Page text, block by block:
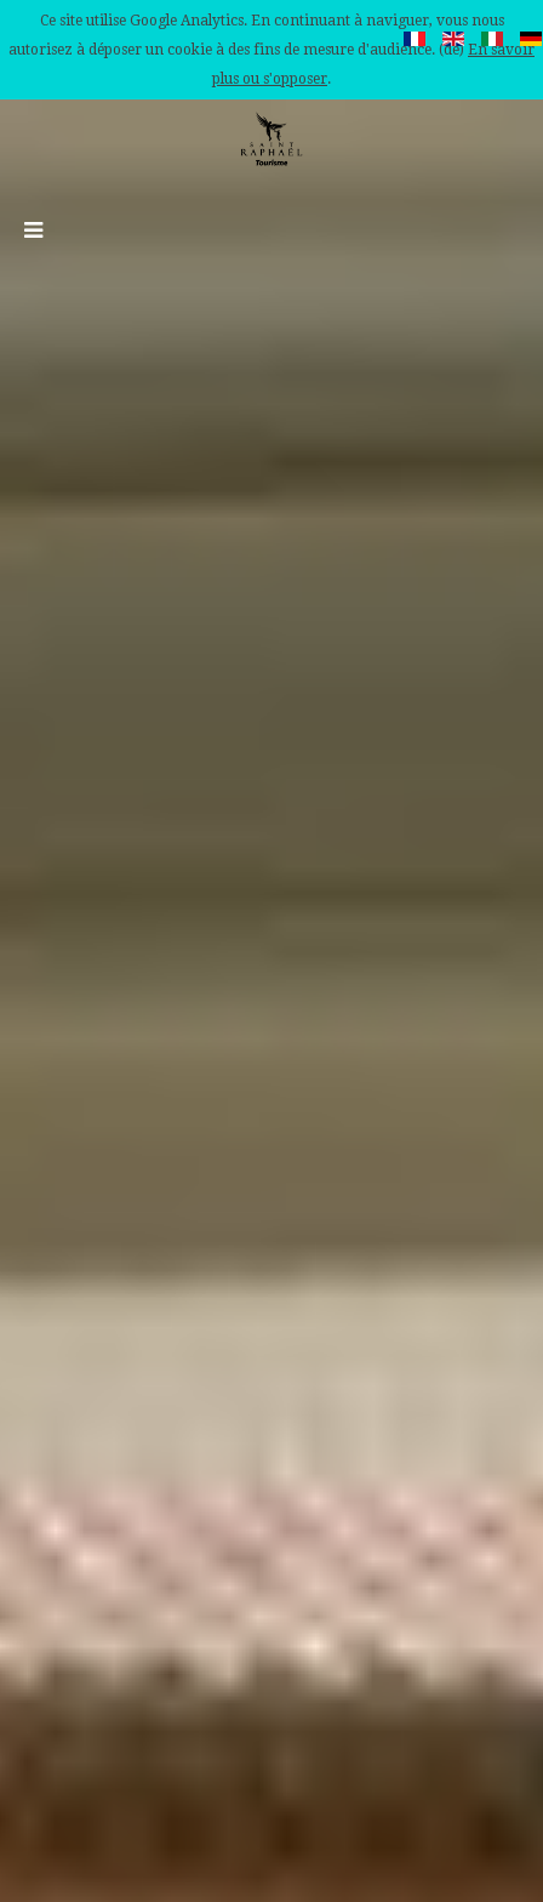
Ce site utilise Google Analytics. En continuant à naviguer, vous nous
autorisez à déposer un cookie à des fins de mesure d'audience. (de) En savoir
plus ou s'opposer.